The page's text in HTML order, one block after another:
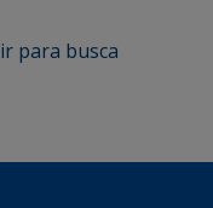
ir para busca